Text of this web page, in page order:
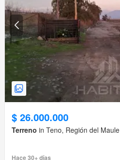
$ 26.000.000
Terreno in Teno, Región del Maule
Hace 30+ días